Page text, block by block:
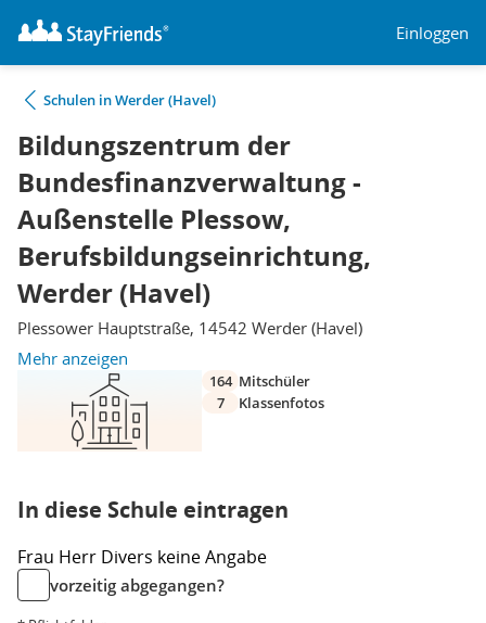
Einloggen
Schulen in Werder (Havel)
Bildungszentrum der
Bundesfinanzverwaltung -
Außenstelle Plessow,
Berufsbildungseinrichtung,
Werder (Havel)
Plessower Hauptstraße, 14542 Werder (Havel)
Mehr anzeigen
164 Mitschüler
7
Klassenfotos
In diese Schule eintragen
Frau Herr Divers keine Angabe
vorzeitig abgegangen?